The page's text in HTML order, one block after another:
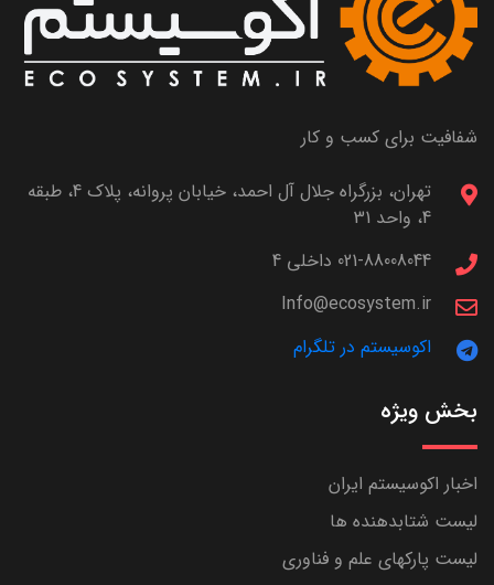
شفافیت برای کسب و کار
تهران، بزرگراه جلال آل احمد، خیابان پروانه، پلاک 4، طبقه
4، واحد 31
021-88008044 داخلی 4
Info@ecosystem.ir
اکوسیستم در تلگرام
بخش ویژه
اخبار اکوسیستم ایران
لیست شتابدهنده ها
لیست پارکهای علم و فناوری